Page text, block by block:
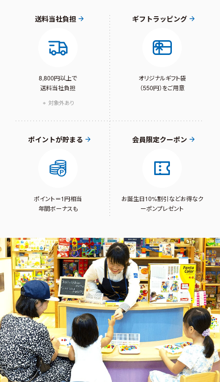
送料当社負担
8,800円以上で
送料当社負担
対象外あり
ギフトラッピング
オリジナルギフト袋
（550円）をご用意
ポイントが貯まる
ポイント＝1円相当
年間ボーナスも
会員限定クーポン
お誕生日10%割引などお得なク
ーポンプレゼント